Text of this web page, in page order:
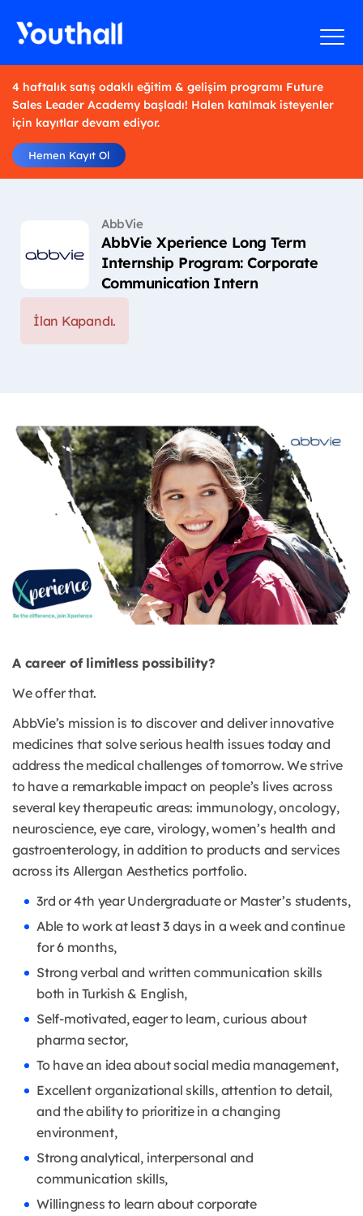
4 haftalık satış odaklı eğitim & gelişim programı Future
Sales Leader Academy başladı! Halen katılmak isteyenler
için kayıtlar devam ediyor.
Hemen Kayıt Ol
AbbVie
AbbVie Xperience Long Term
Internship Program: Corporate
Communication Intern
İlan Kapandı.
A career of limitless possibility?
We offer that.
AbbVie’s mission is to discover and deliver innovative
medicines that solve serious health issues today and
address the medical challenges of tomorrow. We strive
to have a remarkable impact on people’s lives across
several key therapeutic areas: immunology, oncology,
neuroscience, eye care, virology, women’s health and
gastroenterology, in addition to products and services
across its Allergan Aesthetics portfolio.
3rd or 4th year Undergraduate or Master’s students,
Able to work at least 3 days in a week and continue
for 6 months,
Strong verbal and written communication skills
both in Turkish & English,
Self-motivated, eager to learn, curious about
pharma sector,
To have an idea about social media management,
Excellent organizational skills, attention to detail,
and the ability to prioritize in a changing
environment,
Strong analytical, interpersonal and
communication skills,
Willingness to learn about corporate